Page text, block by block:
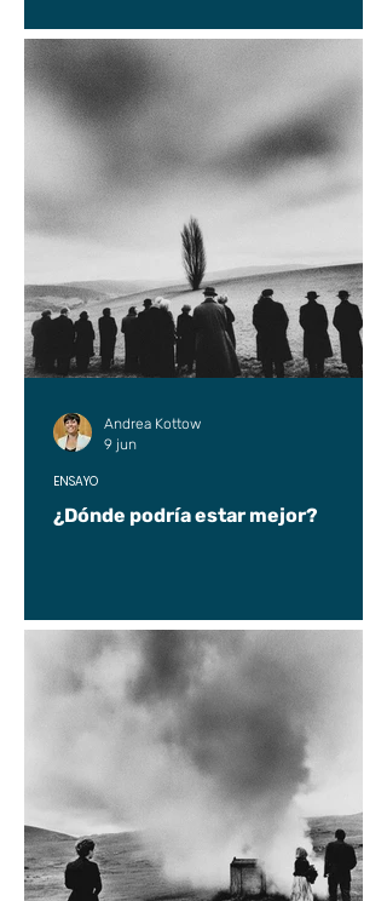
¿Dónde podría estar mejor?
ENSAYO
Andrea Kottow
9 jun